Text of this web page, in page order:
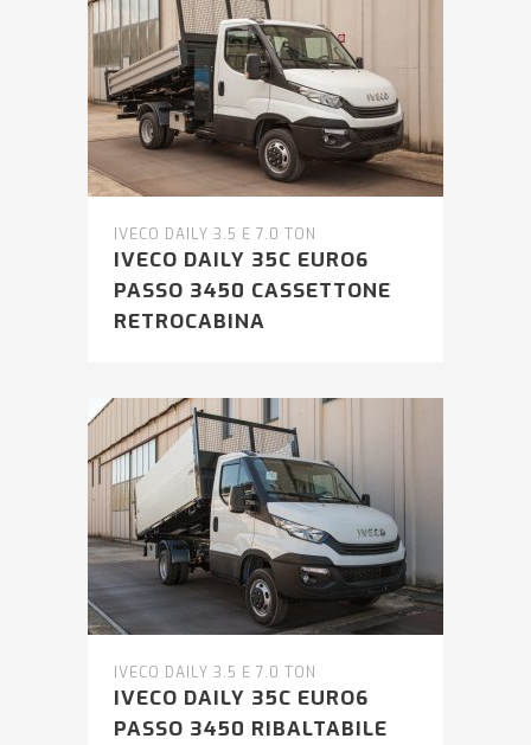
IVECO DAILY 3.5 E 7.0 TON
IVECO DAILY 35C EURO6
PASSO 3450 CASSETTONE
RETROCABINA
IVECO DAILY 3.5 E 7.0 TON
IVECO DAILY 35C EURO6
PASSO 3450 RIBALTABILE